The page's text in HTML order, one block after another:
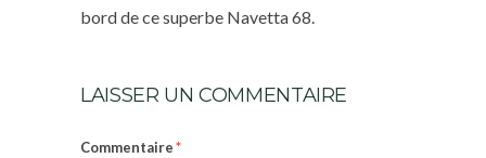
bord de ce superbe Navetta 68.
LAISSER UN COMMENTAIRE
Commentaire*